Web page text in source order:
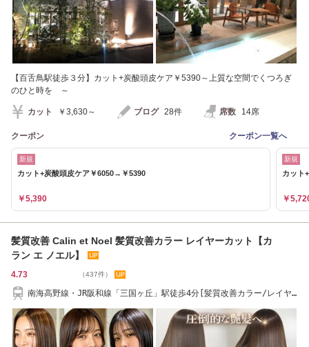
【百舌鳥駅徒歩３分】カット+炭酸頭皮ケア￥5390～上質な空間でくつろぎ
のひと時を ～
カット ￥3,630～ ブログ 28件 席数 14席
クーポン クーポン一覧へ
新規
カット+炭酸頭皮ケア￥6050→￥5390
￥5,390
新規
カット
￥
髪質改善 Calin et Noel 髪質改善カラー レイヤーカット【カ
ラン エ ノエル】
4.73 （437件）
南海高野線・JR阪和線「三国ヶ丘」駅徒歩4分[髪質改善カラー/レイヤ